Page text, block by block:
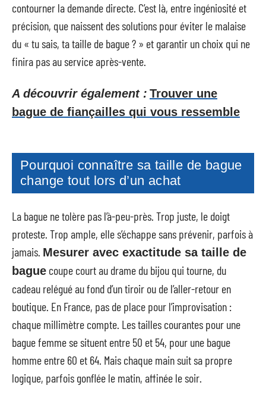
contourner la demande directe. C’est là, entre ingéniosité et
précision, que naissent des solutions pour éviter le malaise
du « tu sais, ta taille de bague ? » et garantir un choix qui ne
finira pas au service après-vente.
A découvrir également : Trouver une
bague de fiançailles qui vous ressemble
Pourquoi connaître sa taille de bague
change tout lors d’un achat
La bague ne tolère pas l’à-peu-près. Trop juste, le doigt
proteste. Trop ample, elle s’échappe sans prévenir, parfois à
jamais. Mesurer avec exactitude sa taille de
bague coupe court au drame du bijou qui tourne, du
cadeau relégué au fond d’un tiroir ou de l’aller-retour en
boutique. En France, pas de place pour l’improvisation :
chaque millimètre compte. Les tailles courantes pour une
bague femme se situent entre 50 et 54, pour une bague
homme entre 60 et 64. Mais chaque main suit sa propre
logique, parfois gonflée le matin, affinée le soir.